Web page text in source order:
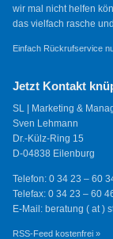
wir mal nicht helfen
das vielfach rasche
Einfach Rückrufservice
Jetzt Kontakt
SL | Marketing &
Sven Lehmann
Dr.-Külz-Ring 15
D-04838 Eilenburg
Telefon: 0 34 23 – 60
Telefax: 0 34 23 – 60
E-Mail: beratung ( at )
RSS-Feed kostenfrei »